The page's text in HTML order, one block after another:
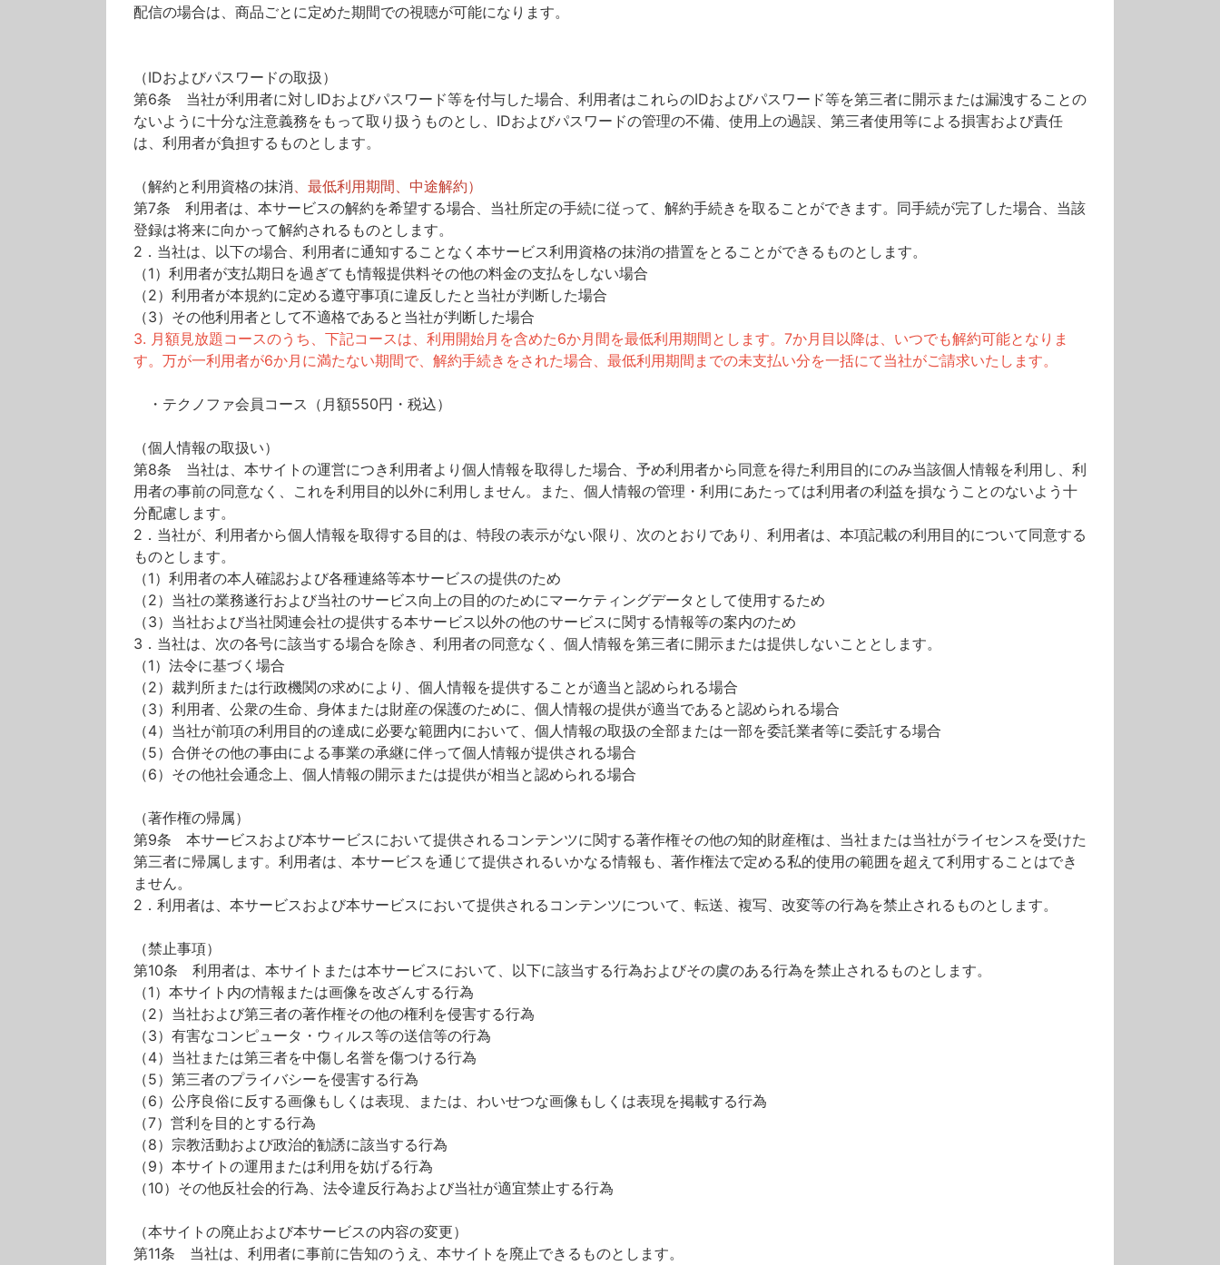
配信の場合は、商品ごとに定めた期間での視聴が可能になります。
（IDおよびパスワードの取扱）
第6条 当社が利用者に対しIDおよびパスワード等を付与した場合、利用者はこれらのIDおよびパスワード等を第三者に開示または漏洩することの
ないように十分な注意義務をもって取り扱うものとし、IDおよびパスワードの管理の不備、使用上の過誤、第三者使用等による損害および責任
は、利用者が負担するものとします。
（解約と利用資格の抹消、最低利用期間、中途解約）
第7条 利用者は、本サービスの解約を希望する場合、当社所定の手続に従って、解約手続きを取ることができます。同手続が完了した場合、当該
登録は将来に向かって解約されるものとします。
2．当社は、以下の場合、利用者に通知することなく本サービス利用資格の抹消の措置をとることができるものとします。
（1）利用者が支払期日を過ぎても情報提供料その他の料金の支払をしない場合
（2）利用者が本規約に定める遵守事項に違反したと当社が判断した場合
（3）その他利用者として不適格であると当社が判断した場合
3. 月額見放題コースのうち、下記コースは、利用開始月を含めた6か月間を最低利用期間とします。7か月目以降は、いつでも解約可能となりま
す。万が一利用者が6か月に満たない期間で、解約手続きをされた場合、最低利用期間までの未支払い分を一括にて当社がご請求いたします。
・テクノファ会員コース（月額550円・税込）
（個人情報の取扱い）
第8条 当社は、本サイトの運営につき利用者より個人情報を取得した場合、予め利用者から同意を得た利用目的にのみ当該個人情報を利用し、利
用者の事前の同意なく、これを利用目的以外に利用しません。また、個人情報の管理・利用にあたっては利用者の利益を損なうことのないよう十
分配慮します。
2．当社が、利用者から個人情報を取得する目的は、特段の表示がない限り、次のとおりであり、利用者は、本項記載の利用目的について同意する
ものとします。
（1）利用者の本人確認および各種連絡等本サービスの提供のため
（2）当社の業務遂行および当社のサービス向上の目的のためにマーケティングデータとして使用するため
（3）当社および当社関連会社の提供する本サービス以外の他のサービスに関する情報等の案内のため
3．当社は、次の各号に該当する場合を除き、利用者の同意なく、個人情報を第三者に開示または提供しないこととします。
（1）法令に基づく場合
（2）裁判所または行政機関の求めにより、個人情報を提供することが適当と認められる場合
（3）利用者、公衆の生命、身体または財産の保護のために、個人情報の提供が適当であると認められる場合
（4）当社が前項の利用目的の達成に必要な範囲内において、個人情報の取扱の全部または一部を委託業者等に委託する場合
（5）合併その他の事由による事業の承継に伴って個人情報が提供される場合
（6）その他社会通念上、個人情報の開示または提供が相当と認められる場合
（著作権の帰属）
第9条 本サービスおよび本サービスにおいて提供されるコンテンツに関する著作権その他の知的財産権は、当社または当社がライセンスを受けた
第三者に帰属します。利用者は、本サービスを通じて提供されるいかなる情報も、著作権法で定める私的使用の範囲を超えて利用することはでき
ません。
2．利用者は、本サービスおよび本サービスにおいて提供されるコンテンツについて、転送、複写、改変等の行為を禁止されるものとします。
（禁止事項）
第10条 利用者は、本サイトまたは本サービスにおいて、以下に該当する行為およびその虞のある行為を禁止されるものとします。
（1）本サイト内の情報または画像を改ざんする行為
（2）当社および第三者の著作権その他の権利を侵害する行為
（3）有害なコンピュータ・ウィルス等の送信等の行為
（4）当社または第三者を中傷し名誉を傷つける行為
（5）第三者のプライバシーを侵害する行為
（6）公序良俗に反する画像もしくは表現、または、わいせつな画像もしくは表現を掲載する行為
（7）営利を目的とする行為
（8）宗教活動および政治的勧誘に該当する行為
（9）本サイトの運用または利用を妨げる行為
（10）その他反社会的行為、法令違反行為および当社が適宜禁止する行為
（本サイトの廃止および本サービスの内容の変更）
第11条 当社は、利用者に事前に告知のうえ、本サイトを廃止できるものとします。